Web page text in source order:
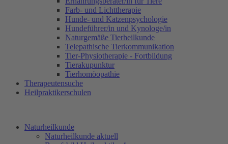
Farb- und Lichttherapie
Hunde- und Katzenpsychologie
Hundeführer/in und Kynologe/in
Naturgemäße Tierheilkunde
Telepathische Tierkommunikation
Tier-Physiotherapie - Fortbildung
Tierakupunktur
Tierhomöopathie
Therapeutensuche
Heilpraktikerschulen
Naturheilkunde
Naturheilkunde aktuell